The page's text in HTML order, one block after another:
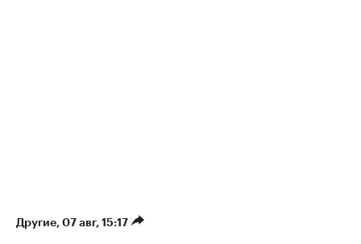
Другие 07 авг, 15:17